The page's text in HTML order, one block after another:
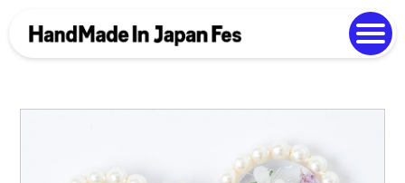
Photo Gallery